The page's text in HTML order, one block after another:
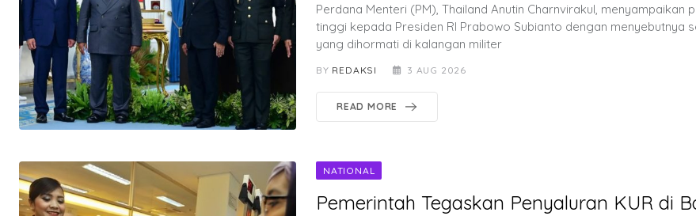
Perdana Menteri (PM), Thailand Anutin Charnvirakul, menyampaikan
tinggi kepada Presiden RI Prabowo Subianto dengan menyebutnya
yang dihormati di kalangan militer
BY REDAKSI 3 AUG 2026
READ MORE
NATIONAL
Pemerintah Tegaskan Penyaluran KUR di